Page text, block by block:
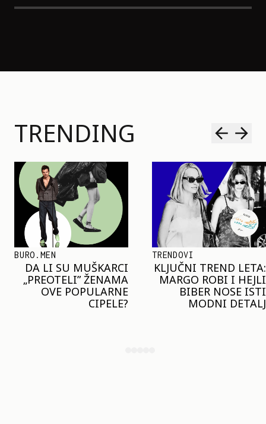
TRENDING
TRENDOVI
KLJUČNI TREND LETA:
MARGO ROBI I HEJLI
BIBER NOSE ISTI
MODNI DETALJ
SHOPPING
JOŠ JE RANO ZA JAKNE
– ALI U RESERVED JE
STIGAO MODEL KOJI
ĆE BITI VELIKI TREND